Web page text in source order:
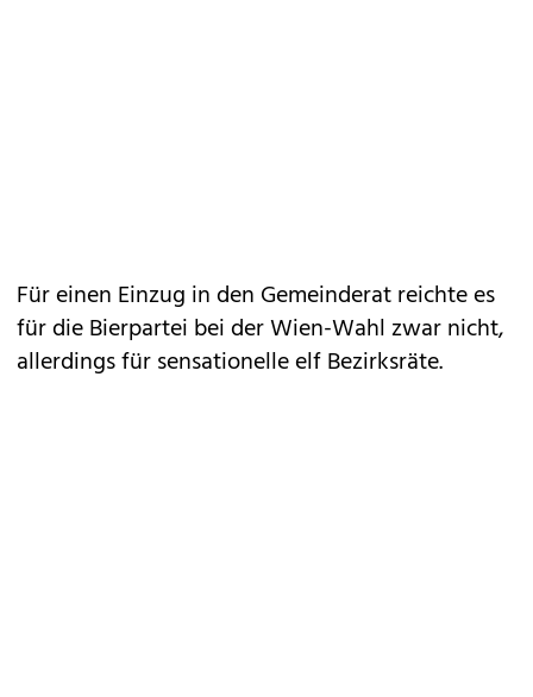
Für einen Einzug in den Gemeinderat reichte es
für die Bierpartei bei der Wien-Wahl zwar nicht,
allerdings für sensationelle elf Bezirksräte.